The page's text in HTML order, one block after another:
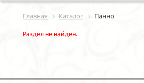
Главная Каталог Панно
Раздел не найден.